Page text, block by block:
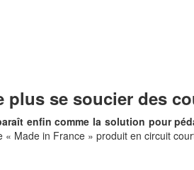
se soucier des
enfin comme la solution pour
Made in France » produit en circuit